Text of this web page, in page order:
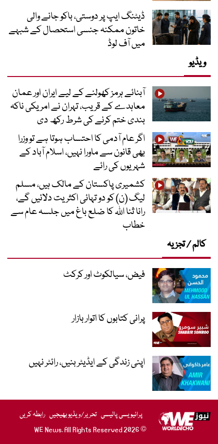
ڈیٹنگ ایپ پر دوستی، باکو جانے والی
خاتون ممکنہ جنسی استحصال کے شبہے
میں آف لوڈ
ویڈیو
آبنائے ہرمز کھولنے کے لیے ایران اور عمان
معاہدے کے قریب، تہران نے امریکی ناکہ
بندی ختم کرنے کی شرط رکھ دی
اگر عام آدمی کا احتساب ہوتا ہے تو وزرا
بھی قانون سے ماورا نہیں، اسلام آباد کے
شہریوں کی رائے
کشمیری پاکستان کے مالک ہیں، مسلم
لیگ (ن) کو دو تہائی اکثریت دلائیں گے،
رانا ثنا اللہ کا ضلع باغ میں جلسہ عام سے
خطاب
کالم / تجزیہ
فیض، سیالکوٹ اور کرکٹ
پرانی کتابوں کا اتوار بازار
اپنی زندگی کے ایڈیٹر بنیں، رائٹر نہیں
پرائیویسی پالیسی تحریر/ویڈیو بھیجیں رابطہ کریں
© 2026 WE News. All Rights Reserved